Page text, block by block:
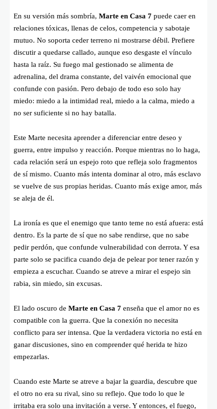
En su versión más sombría, Marte en Casa 7 puede caer en
relaciones tóxicas, llenas de celos, competencia y sabotaje
mutuo. No soporta ceder terreno ni mostrarse débil. Prefiere
discutir a quedarse callado, aunque eso desgaste el vínculo
hasta la raíz. Su fuego mal gestionado se alimenta de
adrenalina, del drama constante, del vaivén emocional que
confunde con pasión. Pero debajo de todo eso solo hay
miedo: miedo a la intimidad real, miedo a la calma, miedo a
no ser suficiente si no hay batalla.
Este Marte necesita aprender a diferenciar entre deseo y
guerra, entre impulso y reacción. Porque mientras no lo haga,
cada relación será un espejo roto que refleja solo fragmentos
de sí mismo. Cuanto más intenta dominar al otro, más esclavo
se vuelve de sus propias heridas. Cuanto más exige amor, más
se aleja de él.
La ironía es que el enemigo que tanto teme no está afuera: está
dentro. Es la parte de sí que no sabe rendirse, que no sabe
pedir perdón, que confunde vulnerabilidad con derrota. Y esa
parte solo se pacifica cuando deja de pelear por tener razón y
empieza a escuchar. Cuando se atreve a mirar el espejo sin
rabia, sin miedo, sin excusas.
El lado oscuro de Marte en Casa 7 enseña que el amor no es
compatible con la guerra. Que la conexión no necesita
conflicto para ser intensa. Que la verdadera victoria no está en
ganar discusiones, sino en comprender qué herida te hizo
empezarlas.
Cuando este Marte se atreve a bajar la guardia, descubre que
el otro no era su rival, sino su reflejo. Que todo lo que le
irritaba era solo una invitación a verse. Y entonces, el fuego,